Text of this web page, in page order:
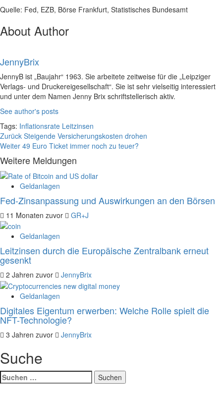
Quelle: Fed, EZB, Börse Frankfurt, Statistisches Bundesamt
About Author
JennyBrix
JennyB ist „Baujahr“ 1963. Sie arbeitete zeitweise für die „Leipziger
Verlags- und Druckereigesellschaft“. Sie ist sehr vielseitig interessiert
und unter dem Namen Jenny Brix schriftstellerisch aktiv.
See author's posts
Tags: Inflationsrate Leitzinsen
Beitragsnavigation
Zurück Steigende Versicherungskosten drohen
Weiter 49 Euro Ticket immer noch zu teuer?
Weitere Meldungen
Geldanlagen
Fed-Zinsanpassung und Auswirkungen an den Börsen
11 Monaten zuvor GR+J
Geldanlagen
Leitzinsen durch die Europäische Zentralbank erneut
gesenkt
2 Jahren zuvor JennyBrix
Geldanlagen
Digitales Eigentum erwerben: Welche Rolle spielt die
NFT-Technologie?
3 Jahren zuvor JennyBrix
Suche
Suchen
nach: